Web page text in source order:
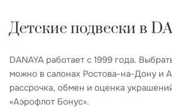
Детские подвески в
DANAYA работает с 1999 года.
можно в салонах Ростова-на-Дону и
рассрочка, обмен и оценка
«Аэрофлот Бонус».